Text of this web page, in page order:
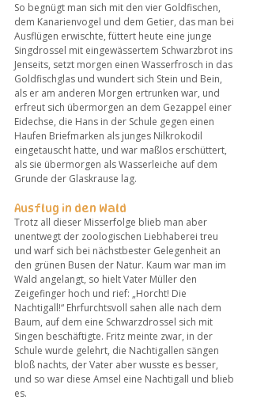
So begnügt man sich mit den vier Goldfischen,
dem Kanarienvogel und dem Getier, das man bei
Ausflügen erwischte, füttert heute eine junge
Singdrossel mit eingewässertem Schwarzbrot ins
Jenseits, setzt morgen einen Wasserfrosch in das
Goldfischglas und wundert sich Stein und Bein,
als er am anderen Morgen ertrunken war, und
erfreut sich übermorgen an dem Gezappel einer
Eidechse, die Hans in der Schule gegen einen
Haufen Briefmarken als junges Nilkrokodil
eingetauscht hatte, und war maßlos erschüttert,
als sie übermorgen als Wasserleiche auf dem
Grunde der Glaskrause lag.
Ausflug in den Wald
Trotz all dieser Misserfolge blieb man aber
unentwegt der zoologischen Liebhaberei treu
und warf sich bei nächstbester Gelegenheit an
den grünen Busen der Natur. Kaum war man im
Wald angelangt, so hielt Vater Müller den
Zeigefinger hoch und rief: „Horcht! Die
Nachtigall!“ Ehrfurchtsvoll sahen alle nach dem
Baum, auf dem eine Schwarzdrossel sich mit
Singen beschäftigte. Fritz meinte zwar, in der
Schule wurde gelehrt, die Nachtigallen sängen
bloß nachts, der Vater aber wusste es besser,
und so war diese Amsel eine Nachtigall und blieb
es.